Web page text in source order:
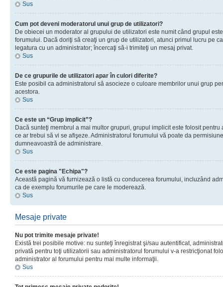
Sus
Cum pot deveni moderatorul unui grup de utilizatori?
De obiecei un moderator al grupului de utilizatori este numit când grupul
forumului. Dacă doriţi să creaţi un grup de utilizatori, atunci primul lucru pe
legatura cu un administrator; încercaţi să-i trimiteţi un mesaj privat.
Sus
De ce grupurile de utilizatori apar în culori diferite?
Este posibil ca administratorul să asocieze o culoare membrilor unui grup
acestora.
Sus
Ce este un “Grup implicit”?
Dacă sunteţi membrul a mai multor grupuri, grupul implicit este folosit
ce ar trebui să vi se afişeze. Administratorul forumului vă poate da
dumneavoastră de administrare.
Sus
Ce este pagina "Echipa"?
Această pagină vă furnizează o listă cu conducerea forumului, incluzând
ca de exemplu forumurile pe care le moderează.
Sus
Mesaje private
Nu pot trimite mesaje private!
Există trei posibile motive: nu sunteţi înregistrat şi/sau autentificat,
privată pentru toţi utilizatorii sau administratorul forumului v-a restricţionat
administrator al forumului pentru mai multe informaţii.
Sus